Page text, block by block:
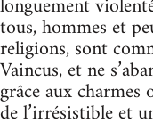
tous, hommes et
religions, sont
Vaincus, et ne
grâce aux
de l’irrésistible et